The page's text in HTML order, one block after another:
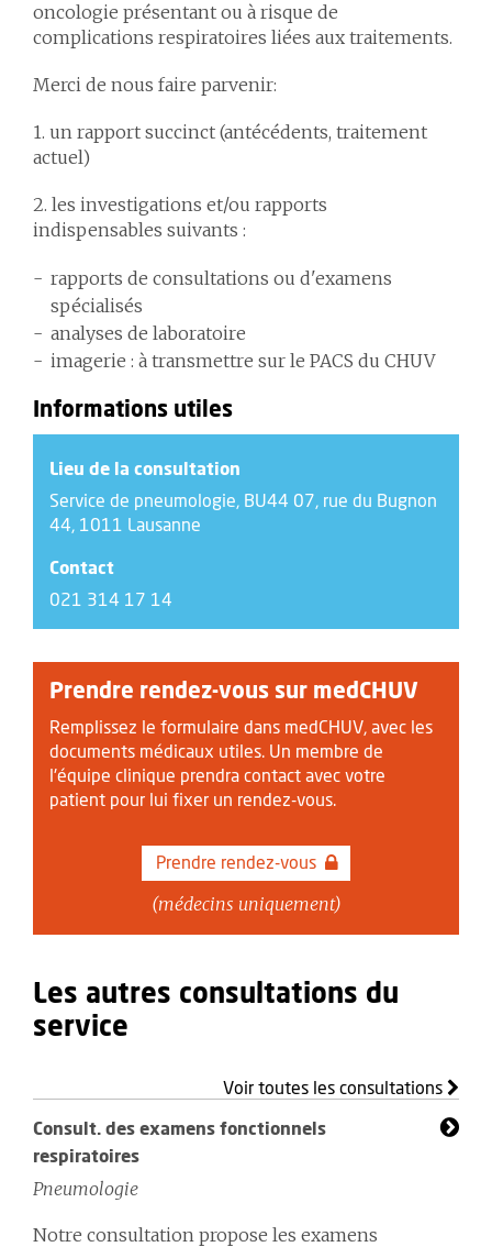
oncologie présentant ou à risque de
complications respiratoires liées aux traitements.
Merci de nous faire parvenir:
1. un rapport succinct (antécédents, traitement
actuel)
2. les investigations et/ou rapports
indispensables suivants :
rapports de consultations ou d'examens
spécialisés
analyses de laboratoire
imagerie : à transmettre sur le PACS du CHUV
Informations utiles
Lieu de la consultation
Service de pneumologie, BU44 07, rue du Bugnon
44, 1011 Lausanne
Contact
021 314 17 14
Prendre rendez-vous sur medCHUV
Remplissez le formulaire dans medCHUV, avec les
documents médicaux utiles. Un membre de
l'équipe clinique prendra contact avec votre
patient pour lui fixer un rendez-vous.
Prendre rendez-vous
(médecins uniquement)
Les autres consultations du
service
Voir toutes les consultations
Consult. des examens fonctionnels
respiratoires
Pneumologie
Notre consultation propose les examens